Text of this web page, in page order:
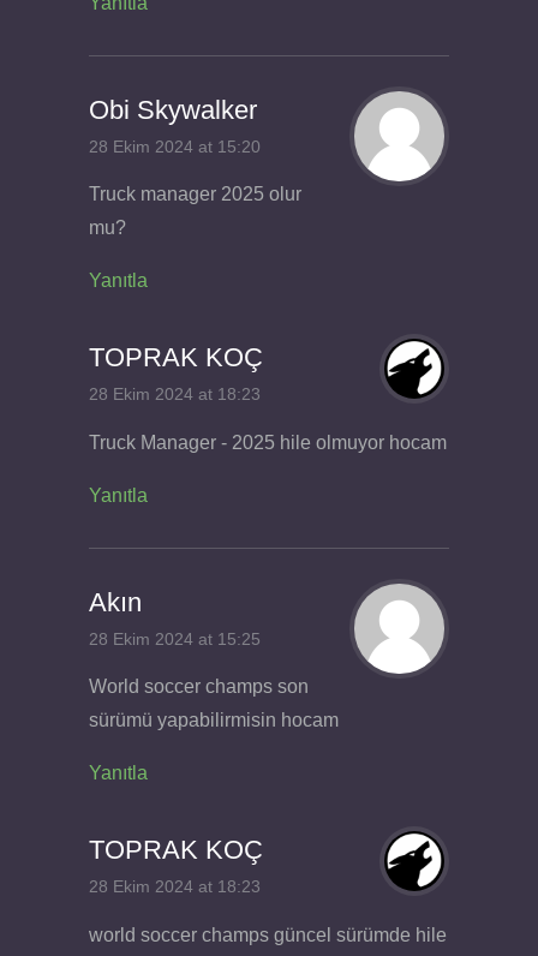
Obi Skywalker
28 Ekim 2024 at 15:20
Truck manager 2025 olur
mu?
Yanıtla
TOPRAK KOÇ
28 Ekim 2024 at 18:23
Truck Manager - 2025 hile olmuyor hocam
Yanıtla
Akın
28 Ekim 2024 at 15:25
World soccer champs son
sürümü yapabilirmisin hocam
Yanıtla
TOPRAK KOÇ
28 Ekim 2024 at 18:23
world soccer champs güncel sürümde hile